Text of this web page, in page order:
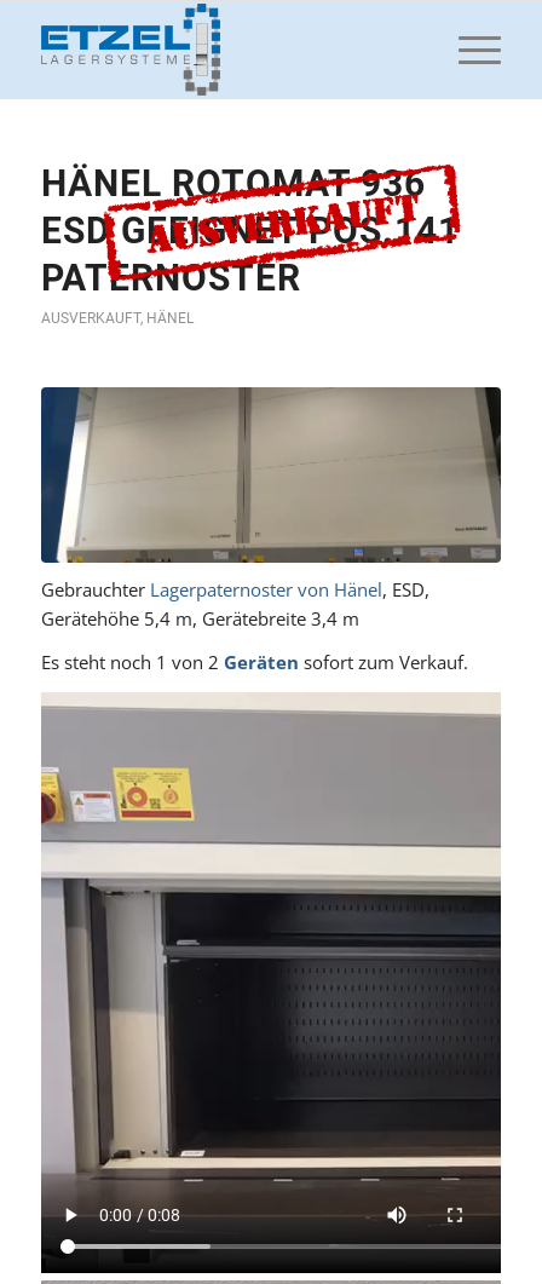
HÄNEL ROTOMAT 936
ESD GEEIGNET POS.141
PATERNOSTER
AUSVERKAUFT, HÄNEL
Gebrauchter Lagerpaternoster von Hänel, ESD,
Gerätehöhe 5,4 m, Gerätebreite 3,4 m
Es steht noch 1 von 2 Geräten sofort zum Verkauf.